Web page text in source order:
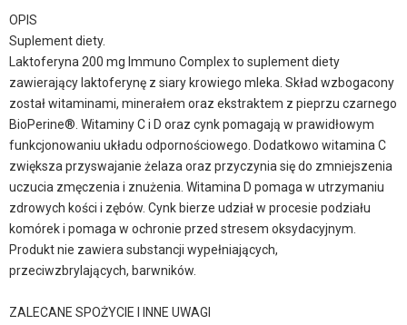
OPIS
Suplement diety.
Laktoferyna 200 mg Immuno Complex to suplement diety
zawierający laktoferynę z siary krowiego mleka. Skład wzbogacony
został witaminami, minerałem oraz ekstraktem z pieprzu czarnego
BioPerine®. Witaminy C i D oraz cynk pomagają w prawidłowym
funkcjonowaniu układu odpornościowego. Dodatkowo witamina C
zwiększa przyswajanie żelaza oraz przyczynia się do zmniejszenia
uczucia zmęczenia i znużenia. Witamina D pomaga w utrzymaniu
zdrowych kości i zębów. Cynk bierze udział w procesie podziału
komórek i pomaga w ochronie przed stresem oksydacyjnym.
Produkt nie zawiera substancji wypełniających,
przeciwzbrylających, barwników.
ZALECANE SPOŻYCIE I INNE UWAGI